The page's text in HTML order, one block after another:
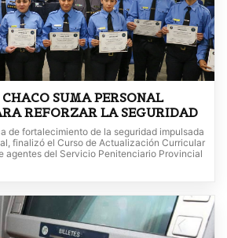
SUMA PERSONAL
REFORZAR LA SEGURIDAD
de fortalecimiento de la seguridad impulsada
finalizó el Curso de Actualización Curricular
agentes del Servicio Penitenciario Provincial